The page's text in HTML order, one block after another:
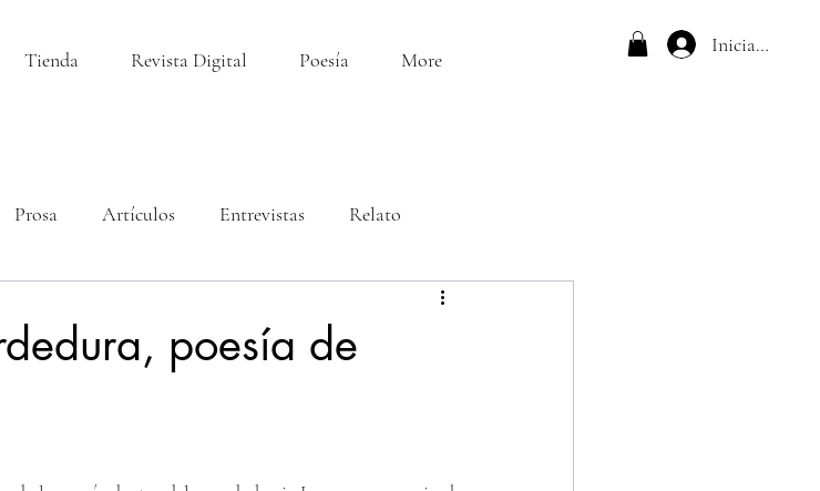
Tienda Revista Digital Poesía More
Iniciar sesión
Prosa Artículos Entrevistas Relato
poesía de